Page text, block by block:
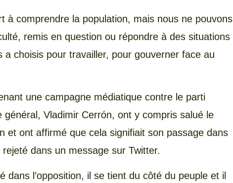
à comprendre la population, mais nous ne pouvons
remis en question ou répondre à des situations
a choisis pour travailler, pour gouverner face au
une campagne médiatique contre le parti
Vladimir Cerrón, ont y compris salué le
et ont affirmé que cela signifiait son passage dans
rejeté dans un message sur Twitter.
dans l’opposition, il se tient du côté du peuple et il